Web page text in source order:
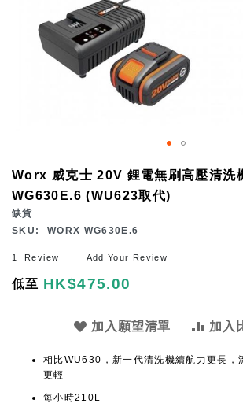
Worx 威克士 20V 鋰電無刷高壓清洗
WG630E.6 (WU623取代)
缺貨
SKU
WORX WG630E.6
1 Review Add Your Review
低至 HK$475.00
加入願望清單 加入
相比WU630，新一代清洗機續航力更長，
更輕
每小時210L
the
beginning
images